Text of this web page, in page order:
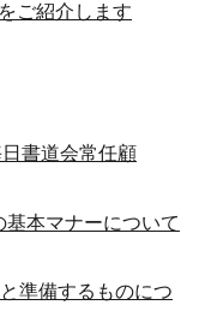
ご紹介します
本マナーについて
準備するものにつ